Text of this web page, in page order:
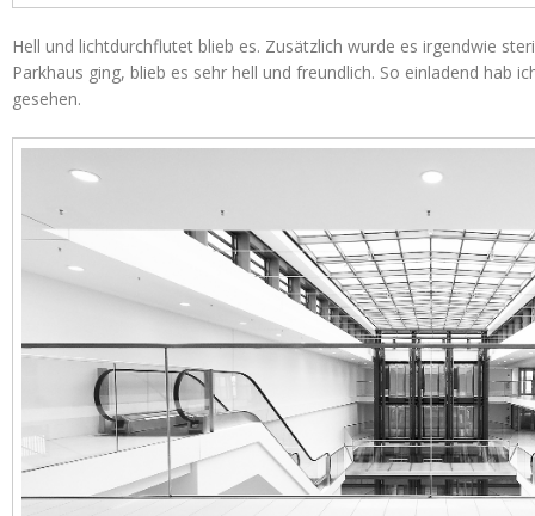
Hell und lichtdurchflutet blieb es. Zusätzlich wurde es irgendwie
Parkhaus ging, blieb es sehr hell und freundlich. So einladend hab
gesehen.